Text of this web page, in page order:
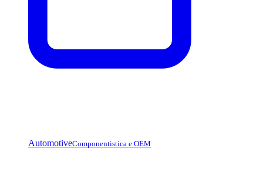
AutomotiveComponentistica e OEM